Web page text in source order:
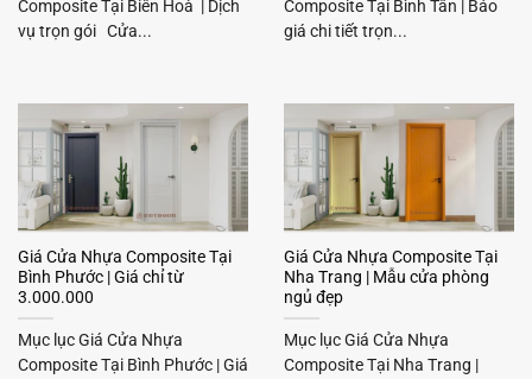
Composite Tại Biên Hoà | Dịch
vụ trọn gói Cửa...
Composite Tại Bình Tân | Báo
giá chi tiết trọn...
Giá Cửa Nhựa Composite Tại
Bình Phước | Giá chỉ từ
3.000.000
Mục lục Giá Cửa Nhựa
Composite Tại Bình Phước | Giá
Giá Cửa Nhựa Composite Tại
Nha Trang | Mẫu cửa phòng
ngủ đẹp
Mục lục Giá Cửa Nhựa
Composite Tại Nha Trang |